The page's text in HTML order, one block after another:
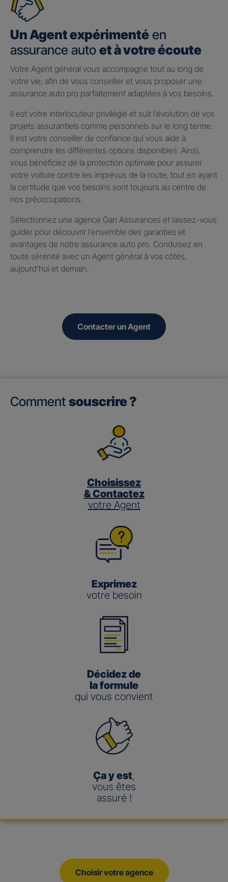
Un Agent expérimenté en
assurance auto et à votre écoute
Votre Agent général vous accompagne tout au long de
votre vie, afin de vous conseiller et vous proposer une
assurance auto pro parfaitement adaptées à vos besoins.
Il est votre interlocuteur privilégié et suit l’évolution de vos
projets assurantiels comme personnels sur le long terme.
Il est votre conseiller de confiance qui vous aide à
comprendre les différentes options disponibles. Ainsi,
vous bénéficiez de la protection optimale pour assurer
votre voiture contre les imprévus de la route, tout en ayant
la certitude que vos besoins sont toujours au centre de
nos préoccupations.
Sélectionnez une agence Gan Assurances et laissez-vous
guider pour découvrir l’ensemble des garanties et
avantages de notre assurance auto pro. Conduisez en
toute sérénité avec un Agent général à vos côtés,
aujourd’hui et demain.
Contacter un Agent
Comment souscrire ?
Choisissez
& Contactez
votre Agent
Exprimez
votre besoin
Décidez de
la formule
qui vous convient
Ça y est,
vous êtes
assuré !
Choisir votre agence